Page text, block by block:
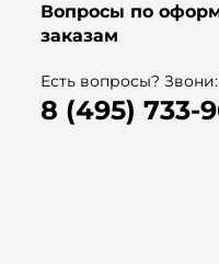
Вопросы по
заказам
Есть вопросы? Звони:
8 (495) 733-